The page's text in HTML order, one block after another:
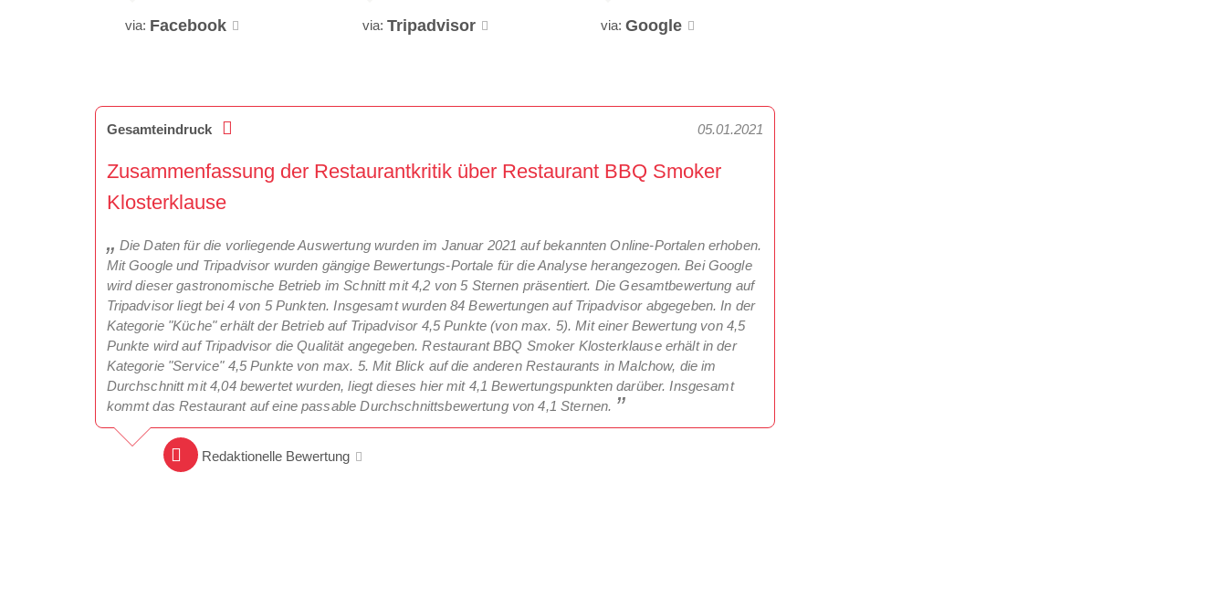
via: Facebook via: Tripadvisor via: Google
Gesamteindruck 05.01.2021
Zusammenfassung der Restaurantkritik über Restaurant BBQ Smoker
Klosterklause
Die Daten für die vorliegende Auswertung wurden im Januar 2021 auf bekannten Online-Portalen erhoben.
Mit Google und Tripadvisor wurden gängige Bewertungs-Portale für die Analyse herangezogen. Bei Google
wird dieser gastronomische Betrieb im Schnitt mit 4,2 von 5 Sternen präsentiert. Die Gesamtbewertung auf
Tripadvisor liegt bei 4 von 5 Punkten. Insgesamt wurden 84 Bewertungen auf Tripadvisor abgegeben. In der
Kategorie "Küche" erhält der Betrieb auf Tripadvisor 4,5 Punkte (von max. 5). Mit einer Bewertung von 4,5
Punkte wird auf Tripadvisor die Qualität angegeben. Restaurant BBQ Smoker Klosterklause erhält in der
Kategorie "Service" 4,5 Punkte von max. 5. Mit Blick auf die anderen Restaurants in Malchow, die im
Durchschnitt mit 4,04 bewertet wurden, liegt dieses hier mit 4,1 Bewertungspunkten darüber. Insgesamt
kommt das Restaurant auf eine passable Durchschnittsbewertung von 4,1 Sternen.
Redaktionelle Bewertung